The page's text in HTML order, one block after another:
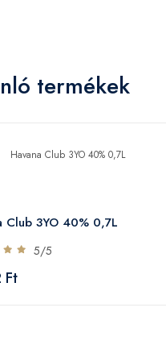
termékek
Club 3YO 40% 0,7L
5/5
Ft